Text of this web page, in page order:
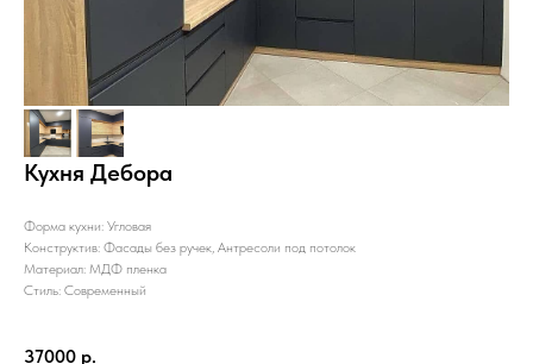
Кухня Дебора
Форма кухни: Угловая
Конструктив: Фасады без ручек, Антресоли под потолок
Материал: МДФ пленка
Стиль: Современный
37000 р.